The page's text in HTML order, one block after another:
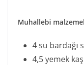
Muhallebi
4 su bardağı
4,5 yemek